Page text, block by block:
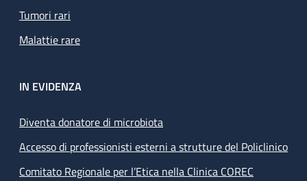
Tumori rari
Malattie rare
IN EVIDENZA
Diventa donatore di microbiota
Accesso di professionisti esterni a strutture del Policlinico
Comitato Regionale per l’Etica nella Clinica COREC